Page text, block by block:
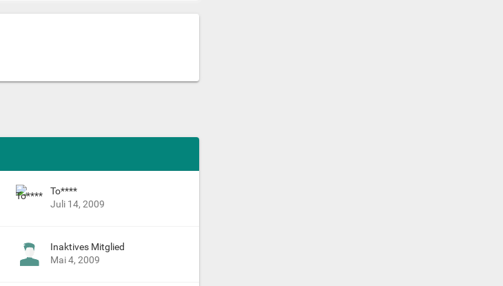
To****
Juli 14, 2009
Inaktives Mitglied
Mai 4, 2009